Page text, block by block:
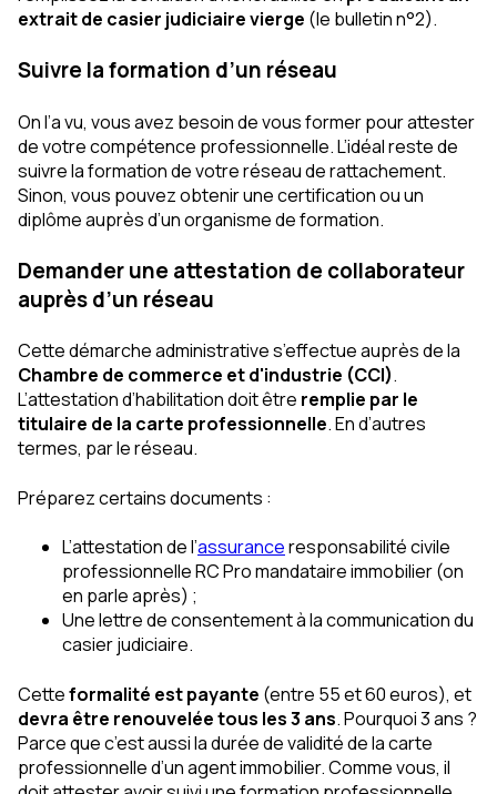
extrait de casier judiciaire vierge (le bulletin n°2).
Suivre la formation d’un réseau
On l’a vu, vous avez besoin de vous former pour attester
de votre compétence professionnelle. L’idéal reste de
suivre la formation de votre réseau de rattachement.
Sinon, vous pouvez obtenir une certification ou un
diplôme auprès d’un organisme de formation.
Demander une attestation de collaborateur
auprès d’un réseau
Cette démarche administrative s’effectue auprès de la
Chambre de commerce et d'industrie (CCI).
L’attestation d’habilitation doit être remplie par le
titulaire de la carte professionnelle. En d’autres
termes, par le réseau.
Préparez certains documents :
L’attestation de l’assuranceresponsabilité civile
professionnelle RC Pro mandataire immobilier (on
en parle après) ;
Une lettre de consentement à la communication du
casier judiciaire.
Cetteformalité est payante (entre 55 et 60 euros), et
devra être renouvelée tous les 3 ans. Pourquoi 3 ans ?
Parce que c’est aussi la durée de validité de la carte
professionnelle d’un agent immobilier. Comme vous, il